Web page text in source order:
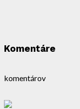
Komentáre
komentárov